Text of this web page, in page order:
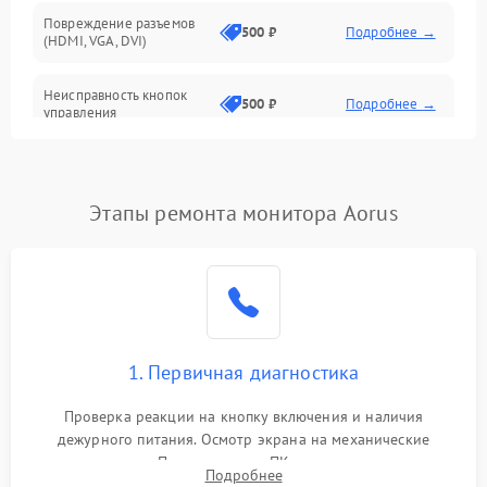
Повреждение разъемов
(HDMI, VGA, DVI)
500 ₽ Подробнее →
Неисправность кнопок
управления
500 ₽ Подробнее →
Повреждение кабеля
1000 ₽
Поломка системы
автоматического
1000 ₽ Подробнее →
Неисправность системы
1000 ₽
Этапы ремонта монитора Aorus
1. Первичная диагностика
Проверка реакции на кнопку включения и наличия
дежурного питания. Осмотр экрана на механические
повреждения. Подключение к ПК для оценки вывода
Подробнее